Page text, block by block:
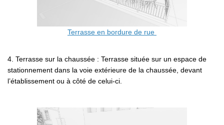
Terrasse en bordure de rue
4. Terrasse sur la chaussée : Terrasse située sur un espace de
stationnement dans la voie extérieure de la chaussée, devant
l’établissement ou à côté de celui-ci.